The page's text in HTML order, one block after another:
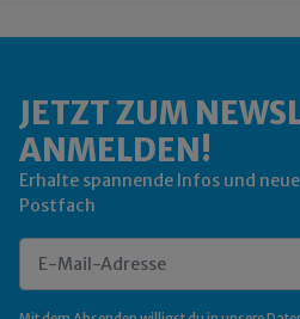
JETZT ZUM
ANMELDEN!
Erhalte spannende Infos und
Postfach